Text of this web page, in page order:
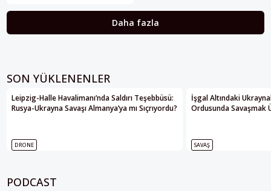
dilinin ortak referansları hâline
Daha fazla
SON YÜKLENENLER
Leipzig-Halle Havalimanı’nda Saldırı Teşebbüsü:
Rusya-Ukrayna Savaşı Almanya’ya mı Sıçrıyordu?
DRONE
İşgal Altındaki
Ordusunda Savaşmak
SAVAŞ
PODCAST